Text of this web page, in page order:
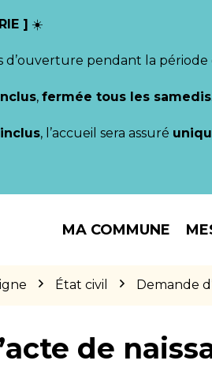
] ☀️
d’ouverture pendant la période
, fermée tous les samedis
, l’accueil sera assuré
MA COMMUNE
État civil Demande
de